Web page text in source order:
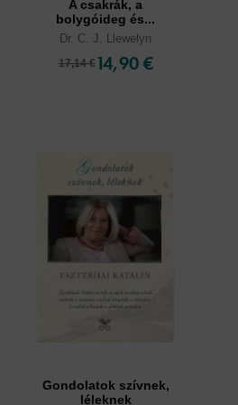
A csakrák, a
bolygóideg és...
Dr. C. J. Llewelyn
17,14 € 14,90 €
Gondolatok szívnek,
léleknek